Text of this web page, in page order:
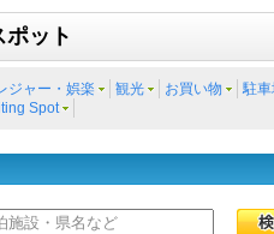
ポット
ジャー・娯楽 観光 お買い物 駐
Spot